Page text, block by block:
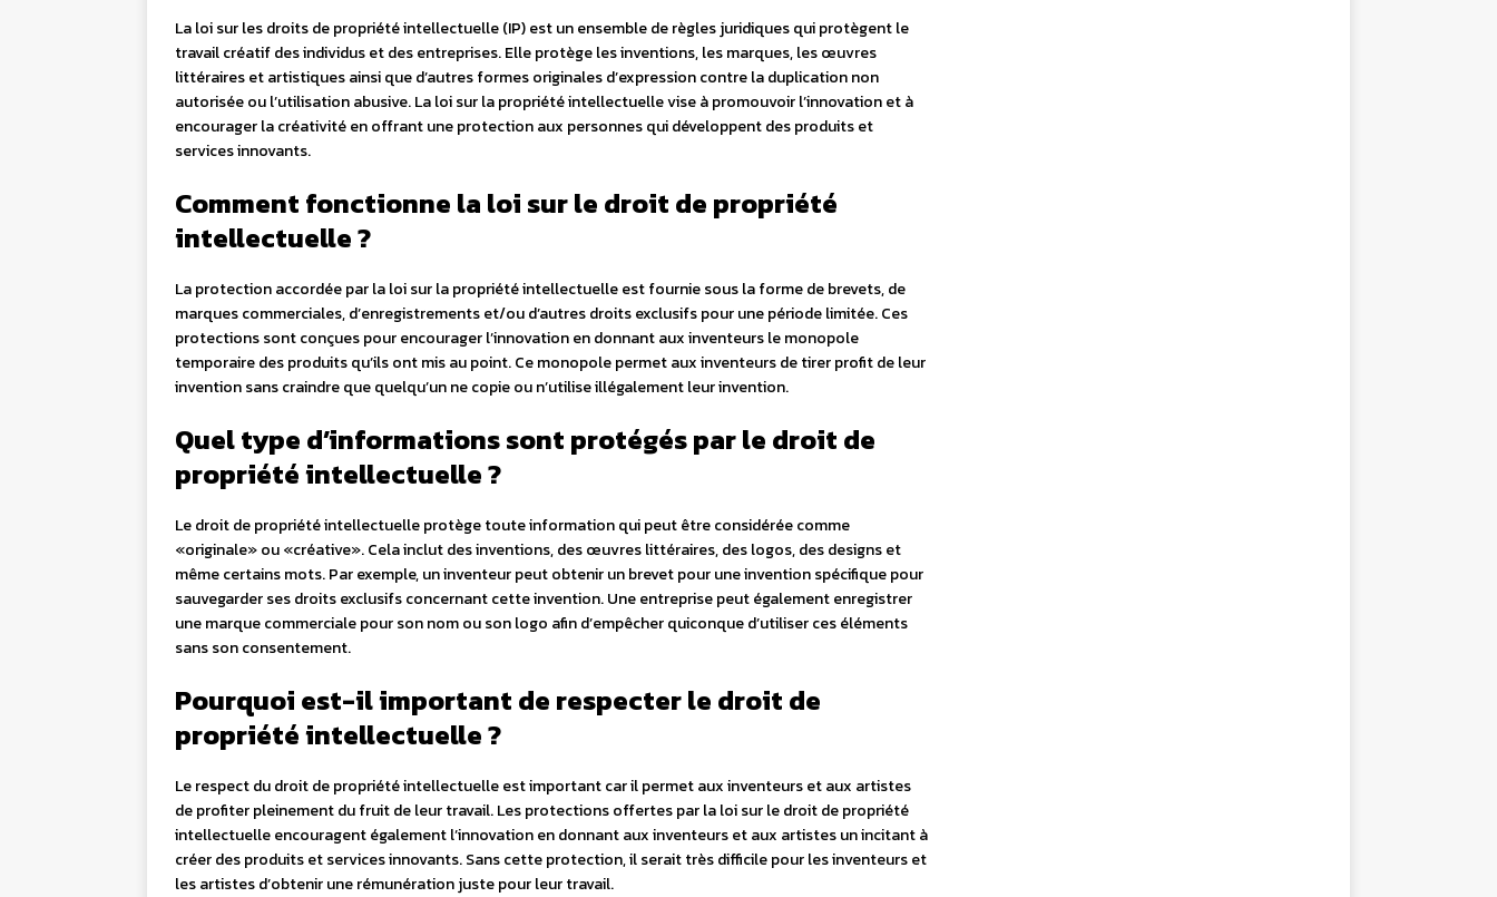
La loi sur les droits de propriété intellectuelle (IP) est un ensemble de règles juridiques qui protègent le
travail créatif des individus et des entreprises. Elle protège les inventions, les marques, les œuvres
littéraires et artistiques ainsi que d’autres formes originales d’expression contre la duplication non
autorisée ou l’utilisation abusive. La loi sur la propriété intellectuelle vise à promouvoir l’innovation et à
encourager la créativité en offrant une protection aux personnes qui développent des produits et
services innovants.
Comment fonctionne la loi sur le droit de propriété
intellectuelle ?
La protection accordée par la loi sur la propriété intellectuelle est fournie sous la forme de brevets, de
marques commerciales, d’enregistrements et/ou d’autres droits exclusifs pour une période limitée. Ces
protections sont conçues pour encourager l’innovation en donnant aux inventeurs le monopole
temporaire des produits qu’ils ont mis au point. Ce monopole permet aux inventeurs de tirer profit de leur
invention sans craindre que quelqu’un ne copie ou n’utilise illégalement leur invention.
Quel type d’informations sont protégés par le droit de
propriété intellectuelle ?
Le droit de propriété intellectuelle protège toute information qui peut être considérée comme
«originale» ou «créative». Cela inclut des inventions, des œuvres littéraires, des logos, des designs et
même certains mots. Par exemple, un inventeur peut obtenir un brevet pour une invention spécifique pour
sauvegarder ses droits exclusifs concernant cette invention. Une entreprise peut également enregistrer
une marque commerciale pour son nom ou son logo afin d’empêcher quiconque d’utiliser ces éléments
sans son consentement.
Pourquoi est-il important de respecter le droit de
propriété intellectuelle ?
Le respect du droit de propriété intellectuelle est important car il permet aux inventeurs et aux artistes
de profiter pleinement du fruit de leur travail. Les protections offertes par la loi sur le droit de propriété
intellectuelle encouragent également l’innovation en donnant aux inventeurs et aux artistes un incitant à
créer des produits et services innovants. Sans cette protection, il serait très difficile pour les inventeurs et
les artistes d’obtenir une rémunération juste pour leur travail.